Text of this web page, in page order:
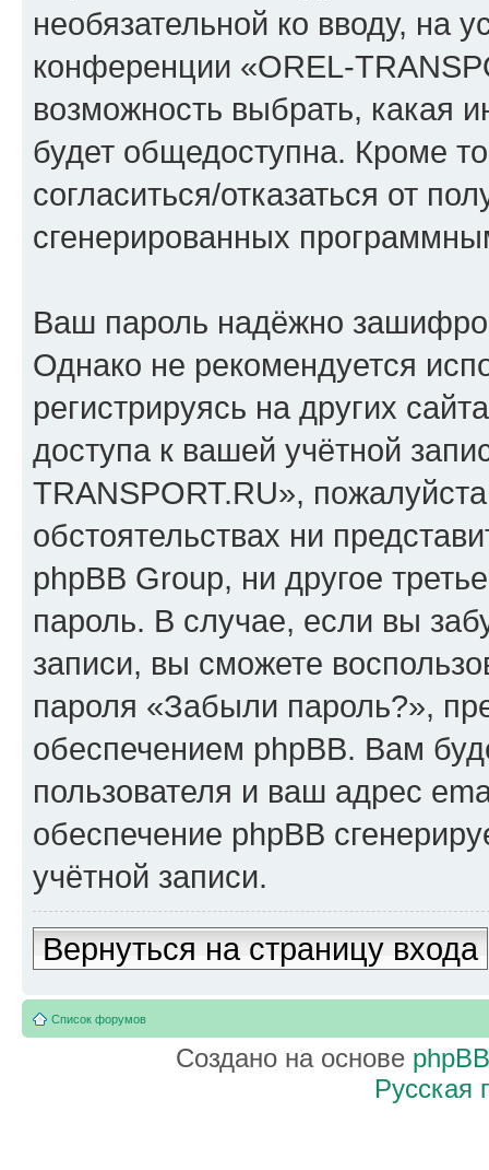
необязательной ко вводу, на
конференции «OREL-
возможность выбрать, какая
будет общедоступна. Кроме
согласиться/отказаться от
сгенерированных
Ваш пароль надёжно
Однако не рекомендуется
регистрируясь на других
доступа к вашей учётной
TRANSPORT.RU»,
обстоятельствах ни
phpBB Group, ни другое
пароль. В случае, если вы
записи, вы сможете
пароля «Забыли пароль?»,
обеспечением phpBB. Вам
пользователя и ваш адрес
обеспечение phpBB
учётной записи.
Вернуться на страницу входа
Список форумов
Создано на основе phpBB
Русская